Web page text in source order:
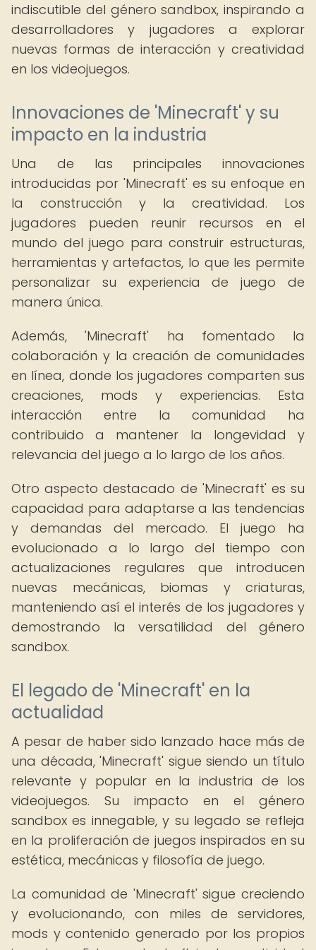
indiscutible del género sandbox, inspirando a
desarrolladores y jugadores a explorar
nuevas formas de interacción y creatividad
en los videojuegos.
Innovaciones de 'Minecraft' y su
impacto en la industria
Una de las principales innovaciones
introducidas por 'Minecraft' es su enfoque en
la construcción y la creatividad. Los
jugadores pueden reunir recursos en el
mundo del juego para construir estructuras,
herramientas y artefactos, lo que les permite
personalizar su experiencia de juego de
manera única.
Además, 'Minecraft' ha fomentado la
colaboración y la creación de comunidades
en línea, donde los jugadores comparten sus
creaciones, mods y experiencias. Esta
interacción entre la comunidad ha
contribuido a mantener la longevidad y
relevancia del juego a lo largo de los años.
Otro aspecto destacado de 'Minecraft' es su
capacidad para adaptarse a las tendencias
y demandas del mercado. El juego ha
evolucionado a lo largo del tiempo con
actualizaciones regulares que introducen
nuevas mecánicas, biomas y criaturas,
manteniendo así el interés de los jugadores y
demostrando la versatilidad del género
sandbox.
El legado de 'Minecraft' en la
actualidad
A pesar de haber sido lanzado hace más de
una década, 'Minecraft' sigue siendo un título
relevante y popular en la industria de los
videojuegos. Su impacto en el género
sandbox es innegable, y su legado se refleja
en la proliferación de juegos inspirados en su
estética, mecánicas y filosofía de juego.
La comunidad de 'Minecraft' sigue creciendo
y evolucionando, con miles de servidores,
mods y contenido generado por los propios